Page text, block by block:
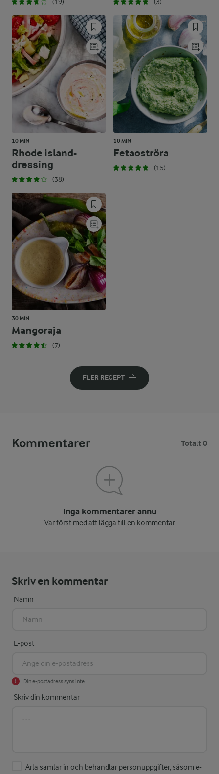
(19) (3)
10 MIN
Rhode island-
dressing
(38)
10 MIN
Fetaoströra
(15)
30 MIN
Mangoraja
(7)
FLER RECEPT
Kommentarer Totalt 0
Inga kommentarer ännu
Var först med att lägga till en kommentar
Skriv en kommentar
Namn
E-post
Din e-postadress syns inte
Skriv din kommentar
Arla samlar in och behandlar personuppgifter, såsom e-